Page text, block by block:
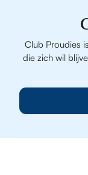
Club Proudies
die zich wil